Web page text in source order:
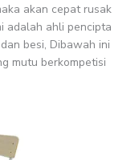
akan cepat rusak
adalah ahli pencipta
besi, Dibawah ini
mutu berkompetisi